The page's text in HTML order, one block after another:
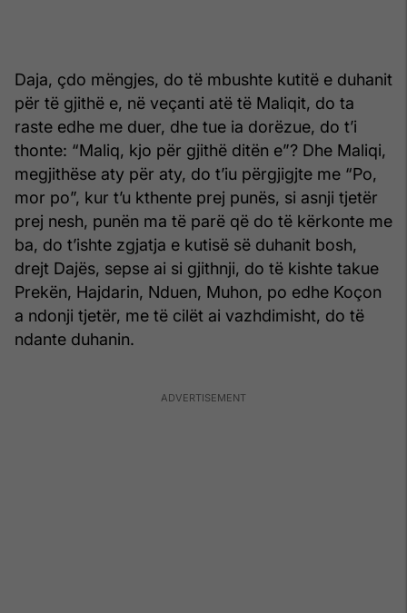
Daja, çdo mëngjes, do të mbushte kutitë e duhanit
për të gjithë e, në veçanti atë të Maliqit, do ta
raste edhe me duer, dhe tue ia dorëzue, do t’i
thonte: “Maliq, kjo për gjithë ditën e”? Dhe Maliqi,
megjithëse aty për aty, do t’iu përgjigjte me “Po,
mor po”, kur t’u kthente prej punës, si asnji tjetër
prej nesh, punën ma të parë që do të kërkonte me
ba, do t’ishte zgjatja e kutisë së duhanit bosh,
drejt Dajës, sepse ai si gjithnji, do të kishte takue
Prekën, Hajdarin, Nduen, Muhon, po edhe Koçon
a ndonji tjetër, me të cilët ai vazhdimisht, do të
ndante duhanin.